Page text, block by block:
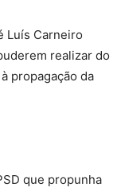
Luís Carneiro
realizar do
propagação da
que propunha